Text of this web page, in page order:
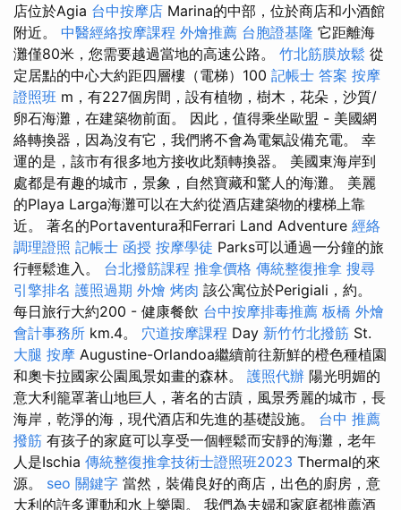
店位於Agia 台中按摩店 Marina的中部，位於商店和小酒館
附近。 中醫經絡按摩課程 外燴推薦 台胞證基隆 它距離海
灘僅80米，您需要越過當地的高速公路。 竹北筋膜放鬆 從
定居點的中心大約距四層樓（電梯）100 記帳士 答案 按摩
證照班 m，有227個房間，設有植物，樹木，花朵，沙質/
卵石海灘，在建築物前面。 因此，值得乘坐歐盟 - 美國網
絡轉換器，因為沒有它，我們將不會為電氣設備充電。 幸
運的是，該市有很多地方接收此類轉換器。 美國東海岸到
處都是有趣的城市，景象，自然寶藏和驚人的海灘。 美麗
的Playa Larga海灘可以在大約從酒店建築物的樓梯上靠
近。 著名的Portaventura和Ferrari Land Adventure 經絡
調理證照 記帳士 函授 按摩學徒 Parks可以通過一分鐘的旅
行輕鬆進入。 台北撥筋課程 推拿價格 傳統整復推拿 搜尋
引擎排名 護照過期 外燴 烤肉 該公寓位於Perigiali，約。
每日旅行大約200 - 健康餐飲 台中按摩排毒推薦 板橋 外燴
會計事務所 km.4。 穴道按摩課程 Day 新竹竹北撥筋 St.
大腿 按摩 Augustine-Orlandoa繼續前往新鮮的橙色種植園
和奧卡拉國家公園風景如畫的森林。 護照代辦 陽光明媚的
意大利籠罩著山地巨人，著名的古蹟，風景秀麗的城市，長
海岸，乾淨的海，現代酒店和先進的基礎設施。 台中 推薦
撥筋 有孩子的家庭可以享受一個輕鬆而安靜的海灘，老年
人是Ischia 傳統整復推拿技術士證照班2023 Thermal的來
源。 seo 關鍵字 當然，裝備良好的商店，出色的廚房，意
大利的許多運動和水上樂園。 我們為夫婦和家庭都推薦酒